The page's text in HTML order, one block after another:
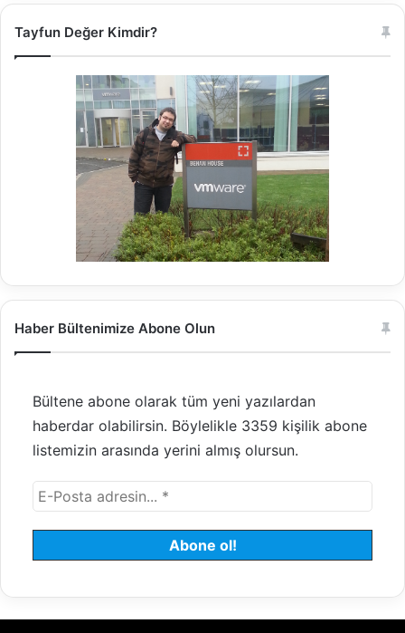
Tayfun Değer Kimdir?
Haber Bültenimize Abone Olun
Bültene abone olarak tüm yeni yazılardan
haberdar olabilirsin. Böylelikle 3359 kişilik abone
listemizin arasında yerini almış olursun.